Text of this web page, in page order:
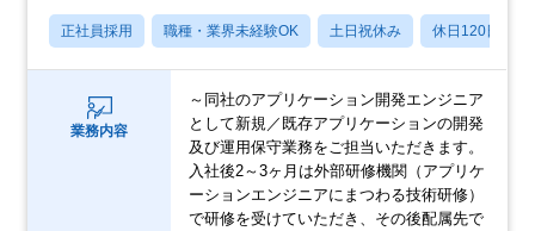
正社員採用 職種・業界未経験OK 土日祝休み 休日120日以上
業務内容
～同社のアプリケーション開発エンジニア
として新規／既存アプリケーションの開発
及び運用保守業務をご担当いただきます。
入社後2～3ヶ月は外部研修機関（アプリケ
ーションエンジニアにまつわる技術研修）
で研修を受けていただき、その後配属先で